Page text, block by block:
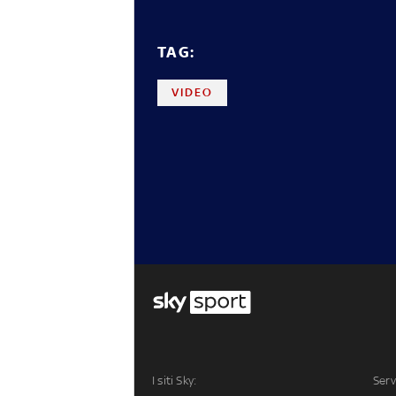
TAG:
VIDEO
I siti Sky: